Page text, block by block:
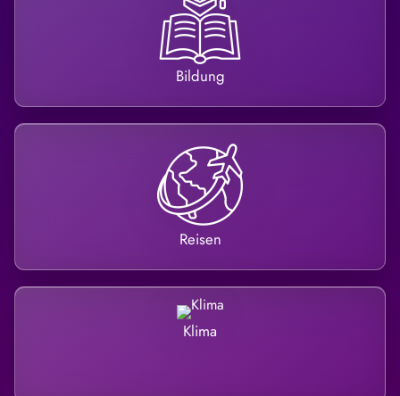
Bildung
Reisen
Klima